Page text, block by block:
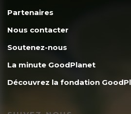
Partenaires
Nous contacter
Soutenez-nous
La minute GoodPlanet
Découvrez la fondation